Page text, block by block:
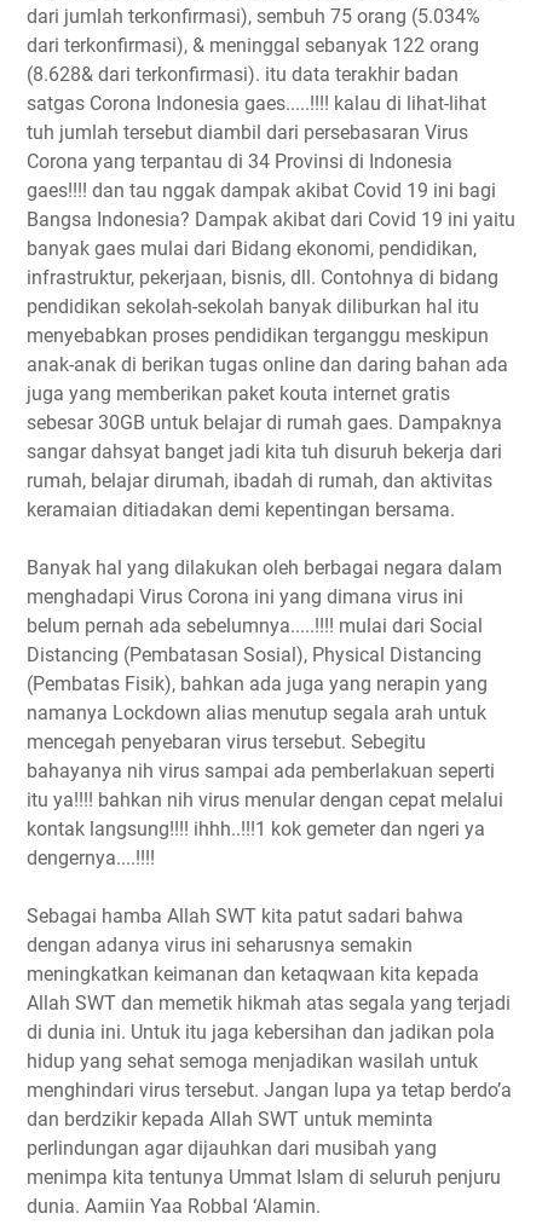
dari jumlah terkonfirmasi), sembuh 75 orang (5.034%
dari terkonfirmasi), & meninggal sebanyak 122 orang
(8.628& dari terkonfirmasi). itu data terakhir badan
satgas Corona Indonesia gaes.....!!!! kalau di lihat-lihat
tuh jumlah tersebut diambil dari persebasaran Virus
Corona yang terpantau di 34 Provinsi di Indonesia
gaes!!!! dan tau nggak dampak akibat Covid 19 ini bagi
Bangsa Indonesia? Dampak akibat dari Covid 19 ini yaitu
banyak gaes mulai dari Bidang ekonomi, pendidikan,
infrastruktur, pekerjaan, bisnis, dll. Contohnya di bidang
pendidikan sekolah-sekolah banyak diliburkan hal itu
menyebabkan proses pendidikan terganggu meskipun
anak-anak di berikan tugas online dan daring bahan ada
juga yang memberikan paket kouta internet gratis
sebesar 30GB untuk belajar di rumah gaes. Dampaknya
sangar dahsyat banget jadi kita tuh disuruh bekerja dari
rumah, belajar dirumah, ibadah di rumah, dan aktivitas
keramaian ditiadakan demi kepentingan bersama.
Banyak hal yang dilakukan oleh berbagai negara dalam
menghadapi Virus Corona ini yang dimana virus ini
belum pernah ada sebelumnya.....!!!! mulai dari Social
Distancing (Pembatasan Sosial), Physical Distancing
(Pembatas Fisik), bahkan ada juga yang nerapin yang
namanya Lockdown alias menutup segala arah untuk
mencegah penyebaran virus tersebut. Sebegitu
bahayanya nih virus sampai ada pemberlakuan seperti
itu ya!!!! bahkan nih virus menular dengan cepat melalui
kontak langsung!!!! ihhh..!!!1 kok gemeter dan ngeri ya
dengernya....!!!!
Sebagai hamba Allah SWT kita patut sadari bahwa
dengan adanya virus ini seharusnya semakin
meningkatkan keimanan dan ketaqwaan kita kepada
Allah SWT dan memetik hikmah atas segala yang terjadi
di dunia ini. Untuk itu jaga kebersihan dan jadikan pola
hidup yang sehat semoga menjadikan wasilah untuk
menghindari virus tersebut. Jangan lupa ya tetap berdo’a
dan berdzikir kepada Allah SWT untuk meminta
perlindungan agar dijauhkan dari musibah yang
menimpa kita tentunya Ummat Islam di seluruh penjuru
dunia. Aamiin Yaa Robbal ‘Alamin.